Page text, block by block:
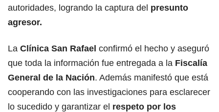
autoridades, logrando la captura del presunto
agresor.
La Clínica San Rafael confirmó el hecho y aseguró
que toda la información fue entregada a la Fiscalía
General de la Nación. Además manifestó que está
cooperando con las investigaciones para esclarecer
lo sucedido y garantizar el respeto por los